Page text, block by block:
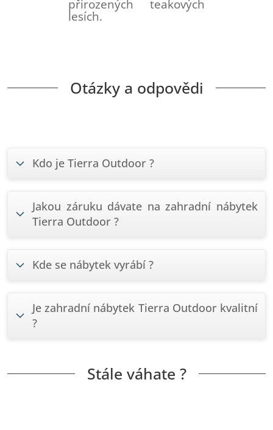
přirozených teakových
lesích.
Otázky a odpovědi
Kdo je Tierra Outdoor ?
Jakou záruku dávate na zahradní nábytek
Tierra Outdoor ?
Kde se nábytek vyrábí ?
Je zahradní nábytek Tierra Outdoor kvalitní
?
Stále váhate ?